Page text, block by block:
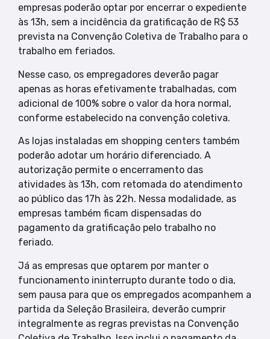
empresas poderão optar por encerrar o expediente
às 13h, sem a incidência da gratificação de R$ 53
prevista na Convenção Coletiva de Trabalho para o
trabalho em feriados.
Nesse caso, os empregadores deverão pagar
apenas as horas efetivamente trabalhadas, com
adicional de 100% sobre o valor da hora normal,
conforme estabelecido na convenção coletiva.
As lojas instaladas em shopping centers também
poderão adotar um horário diferenciado. A
autorização permite o encerramento das
atividades às 13h, com retomada do atendimento
ao público das 17h às 22h. Nessa modalidade, as
empresas também ficam dispensadas do
pagamento da gratificação pelo trabalho no
feriado.
Já as empresas que optarem por manter o
funcionamento ininterrupto durante todo o dia,
sem pausa para que os empregados acompanhem a
partida da Seleção Brasileira, deverão cumprir
integralmente as regras previstas na Convenção